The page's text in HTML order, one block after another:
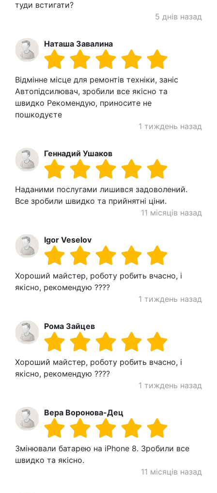
туди встигати?
5 днів назад
Наташа Завалина
Відмінне місце для ремонтів техніки, заніс
Автопідсилювач, зробили все якісно та
швидко Рекомендую, приносите не
пошкодуєте
1 тиждень назад
Геннадий Ушаков
Наданими послугами лишився задоволений.
Все зробили швидко та прийнятні ціни.
11 місяців назад
Igor Veselov
Хороший майстер, роботу робить вчасно, і
якісно, ​​рекомендую ????
1 тиждень назад
Рома Зайцев
Хороший майстер, роботу робить вчасно, і
якісно, ​​рекомендую ????
1 тиждень назад
Вера Воронова-Дец
Змінювали батарею на iPhone 8. Зробили все
швидко та якісно.
11 місяців назад